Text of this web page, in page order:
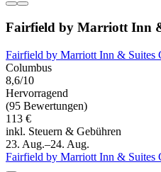
Fairfield by Marriott Inn
Fairfield by Marriott Inn & Suites
Columbus
8,6/10
Hervorragend
(95 Bewertungen)
113 €
inkl. Steuern & Gebühren
23. Aug.–24. Aug.
Fairfield by Marriott Inn & Suites